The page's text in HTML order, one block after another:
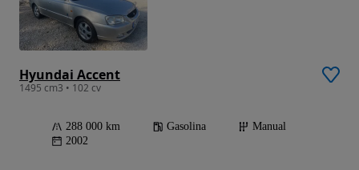
Hyundai Accent
1495 cm3 • 102 cv
288 000 km Gasolina
Manual
2002